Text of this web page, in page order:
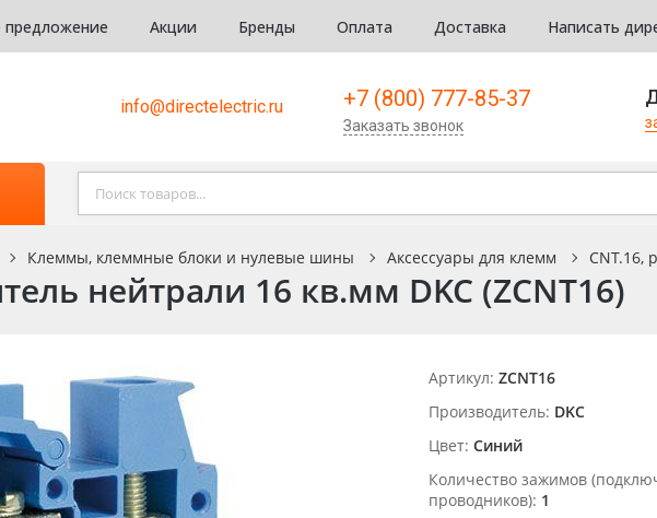
предложение Акции Бренды Оплата Доставка Написать
info@directelectric.ru +7 (800) 777-85-37
Заказать звонок
Клеммы, клеммные блоки и нулевые шины Аксессуары для клемм CNT.16,
нейтрали 16 кв.мм DKC (ZCNT16)
Артикул: ZCNT16
Производитель: DKC
Цвет: Синий
Количество зажимов
проводников): 1